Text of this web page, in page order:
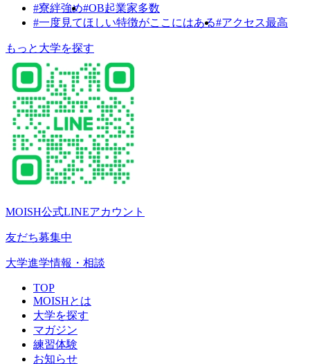
#寮絆強め#OB起業家多数
#一度見てほしい特徴がここにはある#アクセス最高
もっと大学を探す
MOISH公式LINEアカウント
友だち募集中
大学進学情報・相談
TOP
MOISHとは
大学を探す
マガジン
練習体験
お知らせ